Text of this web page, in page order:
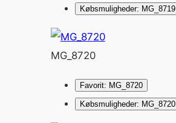
Købsmuligheder: MG_8719
MG_8720
Favorit: MG_8720
Købsmuligheder: MG_8720